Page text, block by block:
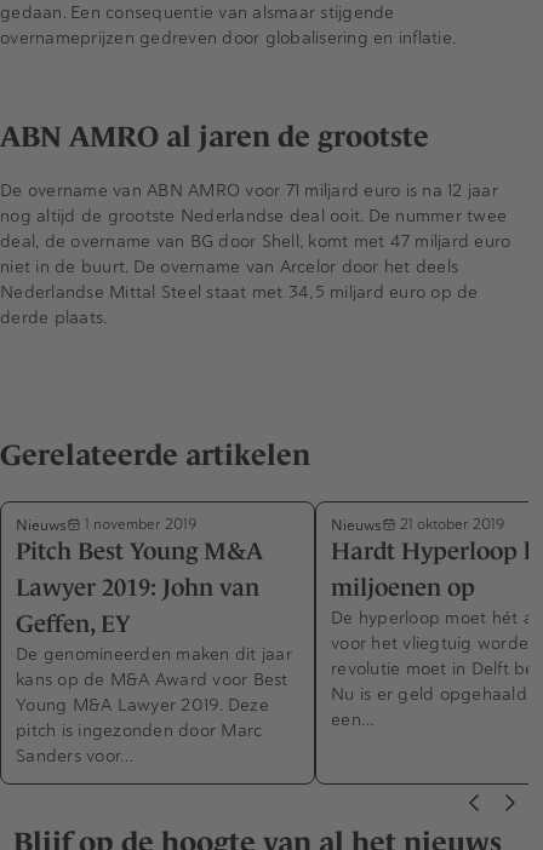
gedaan. Een consequentie van alsmaar stijgende
overnameprijzen gedreven door globalisering en inflatie.
ABN AMRO al jaren de grootste
De overname van ABN AMRO voor 71 miljard euro is na 12 jaar
nog altijd de grootste Nederlandse deal ooit. De nummer twee
deal, de overname van BG door Shell, komt met 47 miljard euro
niet in de buurt. De overname van Arcelor door het deels
Nederlandse Mittal Steel staat met 34,5 miljard euro op de
derde plaats.
Gerelateerde artikelen
Nieuws 1 november 2019
Pitch Best Young M&A
Lawyer 2019: John van
Geffen, EY
De genomineerden maken dit jaar
kans op de M&A Award voor Best
Young M&A Lawyer 2019. Deze
pitch is ingezonden door Marc
Sanders voor…
Nieuws 21 oktober 2019
Hardt Hyperloop
miljoenen op
De hyperloop moet hét
voor het vliegtuig worden
revolutie moet in Delft
Nu is er geld opgehaald
een…
Blijf op de hoogte van al het nieuws